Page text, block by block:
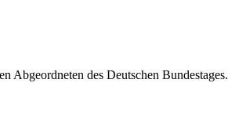
Abgeordneten des Deutschen Bundestages.